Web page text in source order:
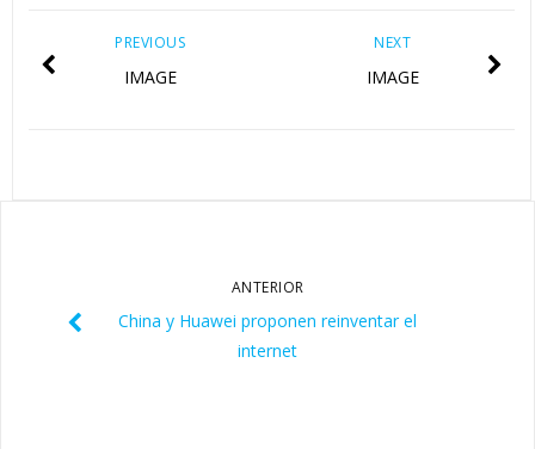
NEXT
IMAGE
PREVIOUS
IMAGE
ANTERIOR
China y Huawei proponen reinventar el
internet